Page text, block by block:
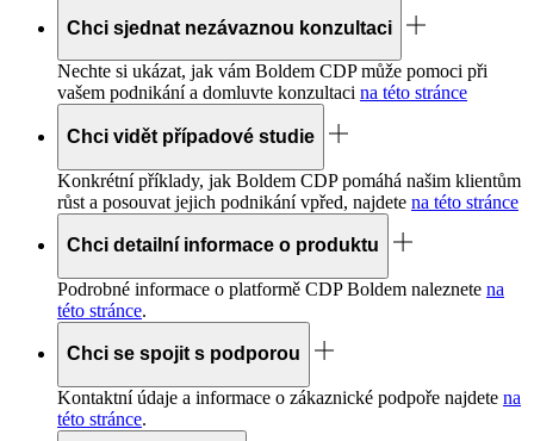
Chci sjednat nezávaznou konzultaci
Nechte si ukázat, jak vám Boldem CDPmůže pomoci při
vašem podnikání a domluvte konzultaci na této stránce
Chci vidět případové studie
Konkrétní příklady, jak Boldem CDPpomáhá našim klientům
růst a posouvat jejich podnikání vpřed, najdete na této stránce
Chci detailní informace o produktu
Podrobné informace o platformě CDPBoldem naleznete na
této stránce.
Chci se spojit s podporou
Kontaktní údaje a informace o zákaznické podpoře najdete na
této stránce.